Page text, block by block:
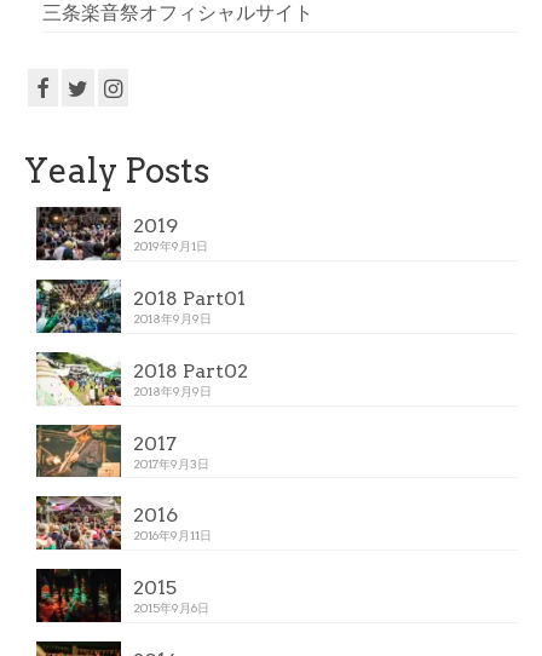
三条楽音祭オフィシャルサイト
Yealy Posts
2019
2019年9月1日
2018 Part01
2018年9月9日
2018 Part02
2018年9月9日
2017
2017年9月3日
2016
2016年9月11日
2015
2015年9月6日